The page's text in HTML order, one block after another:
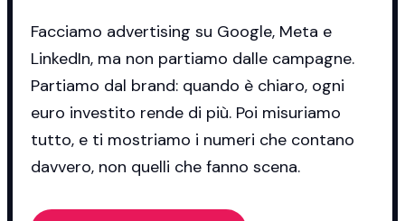
Facciamo advertising su Google, Meta e
LinkedIn, ma non partiamo dalle campagne.
Partiamo dal brand: quando è chiaro, ogni
euro investito rende di più. Poi misuriamo
tutto, e ti mostriamo i numeri che contano
davvero, non quelli che fanno scena.